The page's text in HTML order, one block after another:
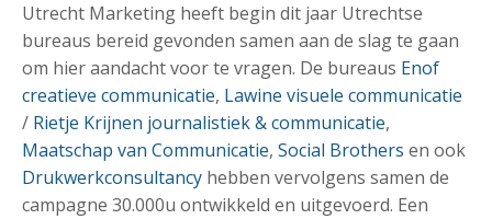
Utrecht Marketing heeft begin dit jaar Utrechtse
bureaus bereid gevonden samen aan de slag te gaan
om hier aandacht voor te vragen. De bureaus Enof
creatieve communicatie, Lawine visuele communicatie
/ Rietje Krijnen journalistiek & communicatie,
Maatschap van Communicatie, Social Brothers en ook
Drukwerkconsultancy hebben vervolgens samen de
campagne 30.000u ontwikkeld en uitgevoerd. Een